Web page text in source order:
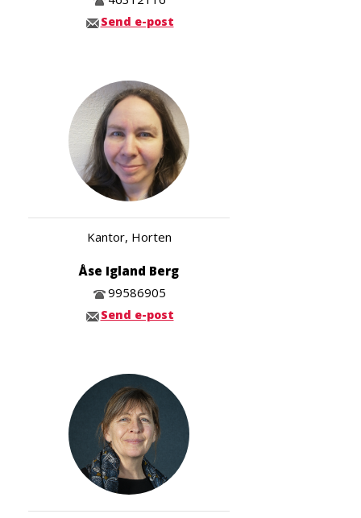
Send e-post
Kantor, Horten
Åse Igland Berg
99586905
Send e-post